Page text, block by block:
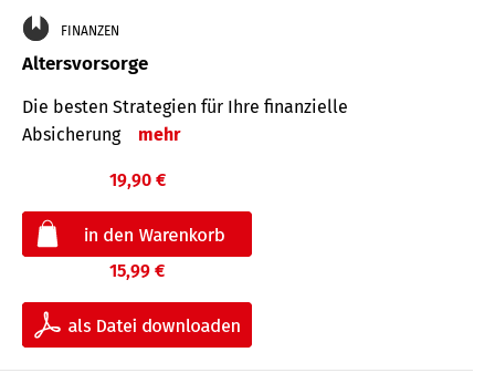
FINANZEN
Altersvorsorge
Die besten Strategien für Ihre finanzielle
Absicherung
mehr
19,90 €
15,99 €